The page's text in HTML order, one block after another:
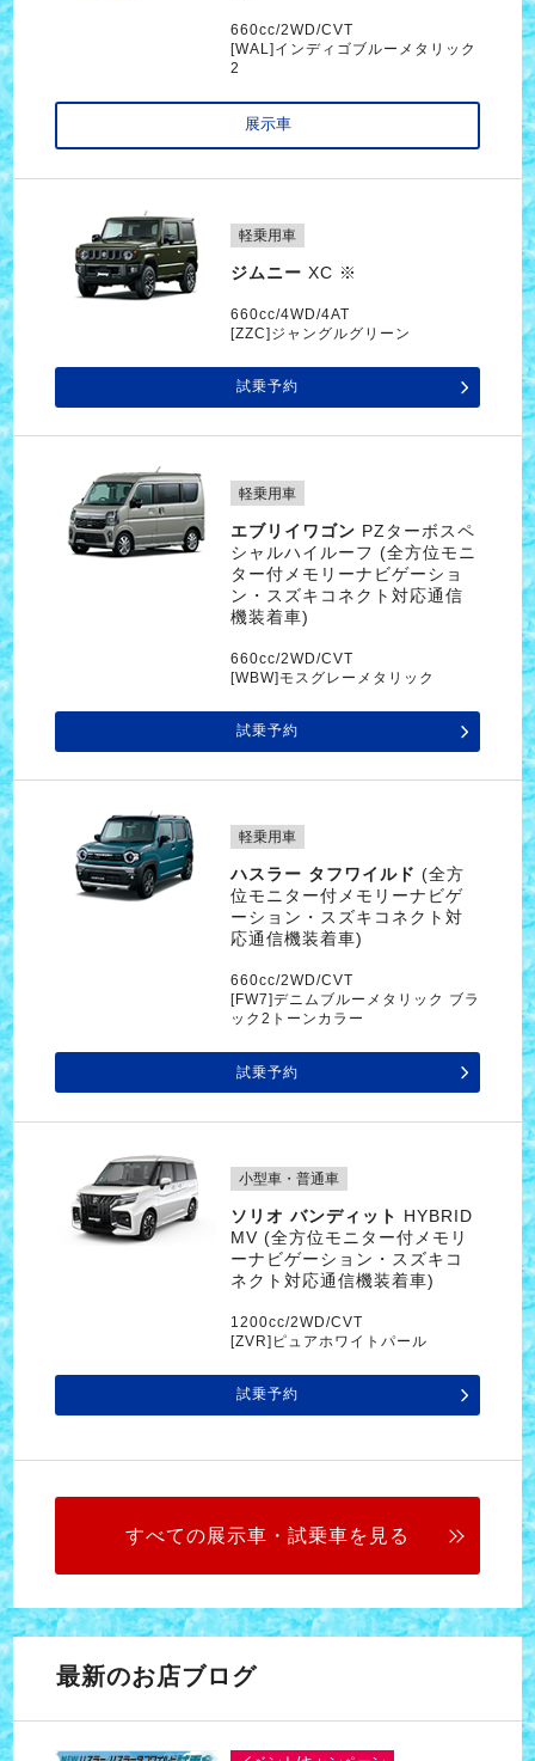
660cc/2WD/CVT
[WAL]インディゴブルーメタリック
2
展示車
軽乗用車
ジムニー XC ※
660cc/4WD/4AT
[ZZC]ジャングルグリーン
試乗予約
軽乗用車
エブリイワゴン PZターボスペ
シャルハイルーフ (全方位モニ
ター付メモリーナビゲーショ
ン・スズキコネクト対応通信
機装着車)
660cc/2WD/CVT
[WBW]モスグレーメタリック
試乗予約
軽乗用車
ハスラー タフワイルド (全方
位モニター付メモリーナビゲ
ーション・スズキコネクト対
応通信機装着車)
660cc/2WD/CVT
[FW7]デニムブルーメタリック ブラ
ック2トーンカラー
試乗予約
小型車・普通車
ソリオ バンディット HYBRID
MV (全方位モニター付メモリ
ーナビゲーション・スズキコ
ネクト対応通信機装着車)
1200cc/2WD/CVT
[ZVR]ピュアホワイトパール
試乗予約
すべての展示車・試乗車を見る
最新のお店ブログ